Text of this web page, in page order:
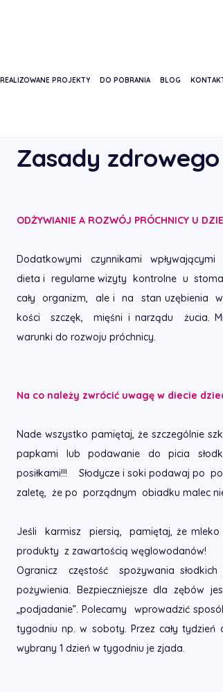
REALIZOWANE PROJEKTY DO POBRANIA BLOG
Zasady
ODŻYWIANIE A ROZWÓJ PRÓCHNICY U
Dodatkowymi czynnikami
dieta i regularne wizyty kontrolne u
cały organizm, ale i na stan uzębienia
kości szczęk, mięśni i narządu żucia.
warunki do rozwoju próchnicy.
Na co należy zwrócić uwagę w diecie
Nade wszystko pamiętaj, że szczególnie
papkami lub podawanie do picia
posiłkami!!! Słodycze i soki podawaj po
zaletę, że po porządnym obiadku malec nie
Jeśli karmisz piersią, pamiętaj, że
produkty z zawartością węglowodanów!
Ogranicz częstość spożywania
pożywienia. Bezpieczniejsze dla zębów
„podjadanie”. Polecamy wprowadzić
tygodniu np. w soboty. Przez cały tydzień
wybrany 1 dzień w tygodniu je zjada.